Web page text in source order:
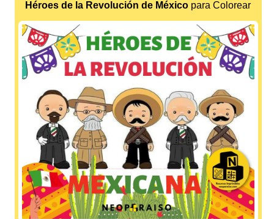
Héroes de la Revolución de México para Colorear